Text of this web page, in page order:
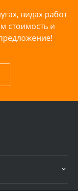
видах работ
стоимость и